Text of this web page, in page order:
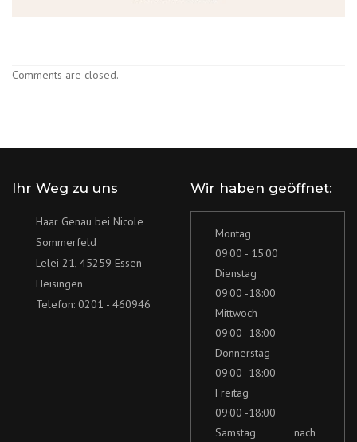
Comments are closed.
Ihr Weg zu uns
Haar Genau bei Nicole
Sommerfeld
Lelei 21, 45259 Essen
Heisingen
Telefon: 0201 - 460946
Wir haben geöffnet:
Montag
09:00 - 15:00
Dienstag
09:00 -18:00
Mittwoch
09:00 -18:00
Donnerstag
09:00 -18:00
Freitag
09:00 -18:00
Samstag
nach